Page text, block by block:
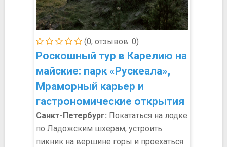
(0, отзывов: 0)
Роскошный тур в Карелию на
майские: парк «Рускеала»,
Мраморный карьер и
гастрономические открытия
Санкт-Петербург: Покататься на лодке
по Ладожским шхерам, устроить
пикник на вершине горы и проехаться